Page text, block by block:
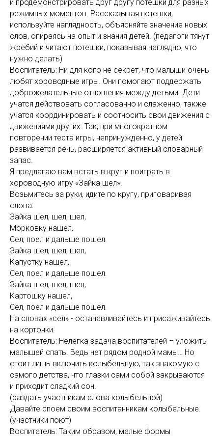
и продемонстрировать друг другу потешки для разных
режимных моментов. Рассказывая потешки,
используйте наглядность, объясняйте значение новых
слов, опираясь на опыт и знания детей. (педагоги тянут
жребий и читают потешки, показывая наглядно, что
нужно делать)
Воспитатель: Ни для кого не секрет, что малыши очень
любят хороводные игры. Они помогают поддержать
доброжелательные отношения между детьми. Дети
учатся действовать согласованно и слаженно, также
учатся координировать и соотносить свои движения с
движениями других. Так, при многократном
повторении теста игры, непринужденно, у детей
развивается речь, расширяется активный словарный
запас.
Я предлагаю вам встать в круг и поиграть в
хороводную игру «Зайка шел».
Возьмитесь за руки, идите по кругу, приговаривая
слова:
Зайка шел, шел, шел,
Морковку нашел,
Сел, поел и дальше пошел.
Зайка шел, шел, шел,
Капустку нашел,
Сел, поел и дальше пошел.
Зайка шел, шел, шел,
Картошку нашел,
Сел, поел и дальше пошел.
На словах «сел» - останавливайтесь и присаживайтесь
на корточки.
Воспитатель: Нелегка задача воспитателей – уложить
малышей спать. Ведь нет рядом родной мамы… Но
стоит лишь включить колыбельную, так знакомую с
самого детства, что глазки сами собой закрываются
и приходит сладкий сон.
(раздать участникам слова колыбельной)
Давайте споем своим воспитанникам колыбельные.
(участники поют)
Воспитатель: Таким образом, малые формы